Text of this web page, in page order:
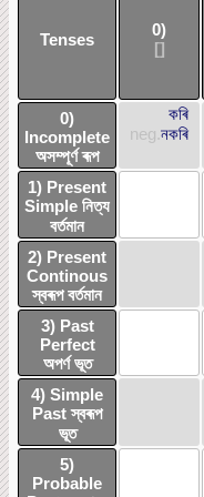
Tenses
0)
[]
0)
Incomplete
অসম্পূৰ্ণ ৰূপ
কৰি
neg.নকৰি
1) Present
Simple নিত্য
বৰ্তমান
2) Present
Continous
স্বৰূপ বৰ্তমান
3) Past
Perfect
অপৰ্ণ ভূত
4) Simple
Past স্বৰূপ
ভূত
5)
Probable